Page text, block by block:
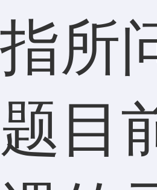
指所
题目